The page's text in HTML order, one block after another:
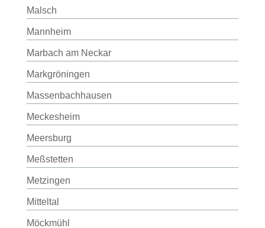
Malsch
Mannheim
Marbach am Neckar
Markgröningen
Massenbachhausen
Meckesheim
Meersburg
Meßstetten
Metzingen
Mitteltal
Möckmühl